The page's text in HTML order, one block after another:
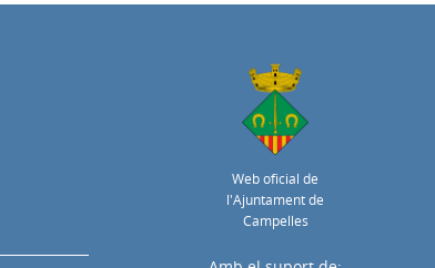
Web oficial de
l'Ajuntament de
Campelles